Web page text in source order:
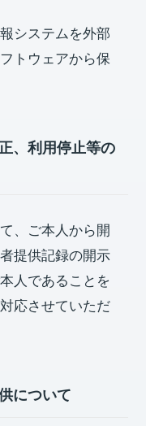
システムを外部
トウェアから保
、利用停止等の
、ご本人から開
提供記録の開示
人であることを
応させていただ
について